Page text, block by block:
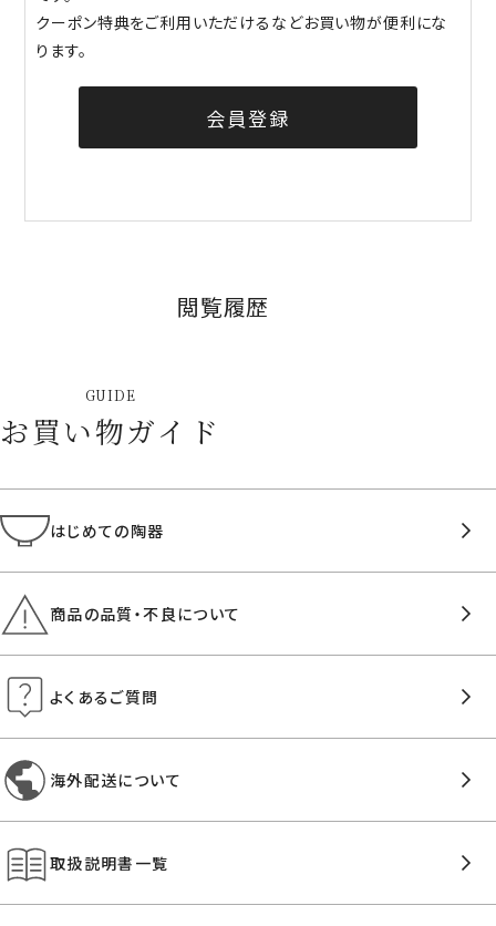
クーポン特典をご利用いただけるなどお買い物が便利にな
ります。
会員登録
閲覧履歴
GUIDE
お買い物ガイド
はじめての陶器
商品の品質・不良について
よくあるご質問
海外配送について
取扱説明書一覧